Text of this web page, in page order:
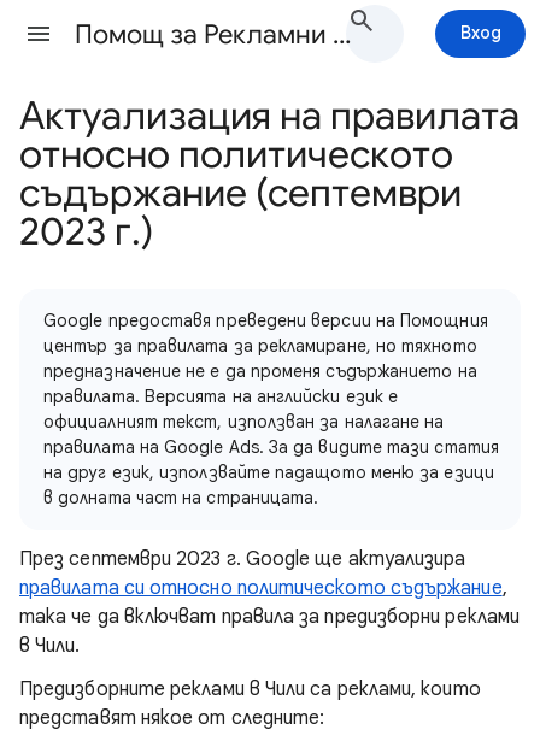
Помощ за Рекламни правила Вход
Актуализация на правилата
относно политическото
съдържание (септември
2023 г.)
Google предоставя преведени версии на Помощния
център за правилата за рекламиране, но тяхното
предназначение не е да променя съдържанието на
правилата. Версията на английски език е
официалният текст, използван за налагане на
правилата на Google Ads. За да видите тази статия
на друг език, използвайте падащото меню за езици
в долната част на страницата.
През септември 2023 г. Google ще актуализира
правилата си относно политическото съдържание,
така че да включват правила за предизборни реклами
в Чили.
Предизборните реклами в Чили са реклами, които
представят някое от следните: